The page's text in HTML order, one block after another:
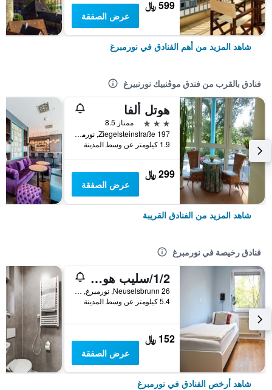
599 ﷼
عرض الصفقة
شاهد المزيد من أهم الفنادق في نورمبرغ
فنادق بالقرب من فندق موڤنبيك نورنبيرغ
هوتل ألفا
3 نجوم
ممتاز 8.5
Ziegelsteinstraße 197, نورمبرغ, بافاريا, ألمانيا
1.9 كيلومتر عن وسط المدينة
299 ﷼
عرض الصفقة
شاهد المزيد من الفنادق القريبة
فنادق رخيصة في نورمبرغ
1/2/سليب هوستل نورنبيرج ميسي
Neuselsbrunn 26, نورمبرغ, بافاريا, ألمانيا
5.4 كيلومتر عن وسط المدينة
152 ﷼
عرض الصفقة
شاهد أرخص الفنادق في نورمبرغ